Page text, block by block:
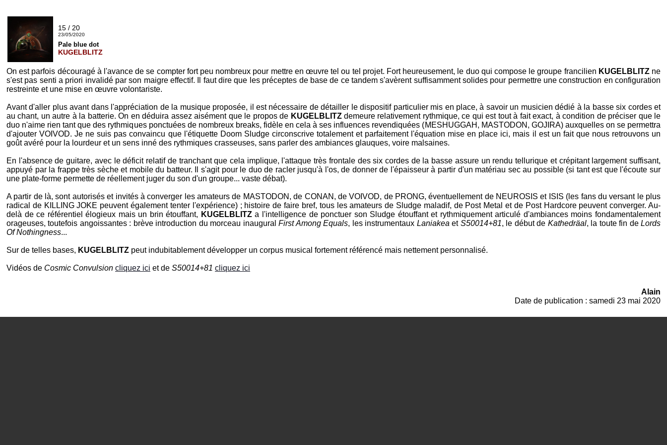
15 / 20
23/05/2020
Pale blue dot
KUGELBLITZ
On est parfois découragé à l'avance de se compter fort peu nombreux pour mettre en œuvre tel ou tel projet. Fort heureusement, le duo qui compose le groupe francilien KUGELBLITZ ne
s'est pas senti a priori invalidé par son maigre effectif. Il faut dire que les préceptes de base de ce tandem s'avèrent suffisamment solides pour permettre une construction en configuration
restreinte et une mise en œuvre volontariste.
Avant d'aller plus avant dans l'appréciation de la musique proposée, il est nécessaire de détailler le dispositif particulier mis en place, à savoir un musicien dédié à la basse six cordes et
au chant, un autre à la batterie. On en déduira assez aisément que le propos de KUGELBLITZ demeure relativement rythmique, ce qui est tout à fait exact, à condition de préciser que le
duo n'aime rien tant que des rythmiques ponctuées de nombreux breaks, fidèle en cela à ses influences revendiquées (MESHUGGAH , MASTODON , GOJIRA) auxquelles on se permettra
d'ajouterVOIVOD. Je ne suis pas convaincu que l'étiquette Doom Sludge circonscrive totalement et parfaitement l'équation mise en place ici, mais il est un fait que nous retrouvons un
goût avéré pour la lourdeur et un sens inné des rythmiques crasseuses, sans parler des ambiances glauques, voire malsaines.
En l'absence de guitare, avec le déficit relatif de tranchant que cela implique, l'attaque très frontale des six cordes de la basse assure un rendu tellurique et crépitant largement suffisant,
appuyé par la frappe très sèche et mobile du batteur. Il s'agit pour le duo de racler jusqu'à l'os, de donner de l'épaisseur à partir d'un matériau sec au possible (si tant est que l'écoute sur
une plate-forme permette de réellement juger du son d'un groupe... vaste débat).
A partir de là, sont autorisés et invités à converger les amateurs de MASTODON , de CONAN , deVOIVOD, de PRONG, éventuellement de NEUROSISet ISIS (les fans du versant le plus
radical de KILLING JOKE peuvent également tenter l'expérience) ; histoire de faire bref, tous les amateurs de Sludge maladif, de Post Metal et de Post Hardcore peuvent converger. Au-
delà de ce référentiel élogieux mais un brin étouffant, KUGELBLITZa l'intelligence de ponctuer son Sludge étouffant et rythmiquement articulé d'ambiances moins fondamentalement
orageuses, toutefois angoissantes : brève introduction du morceau inauguralFirst Among Equals, les instrumentaux Laniakeaet S50014+81, le début de Kathedräal, la toute fin deLords
Of Nothingness...
Sur de telles bases, KUGELBLITZ peut indubitablement développer un corpus musical fortement référencé mais nettement personnalisé.
Vidéos de Cosmic Convulsion cliquez ici et de S50014+81 cliquez ici
Alain
Date de publication : samedi 23 mai 2020